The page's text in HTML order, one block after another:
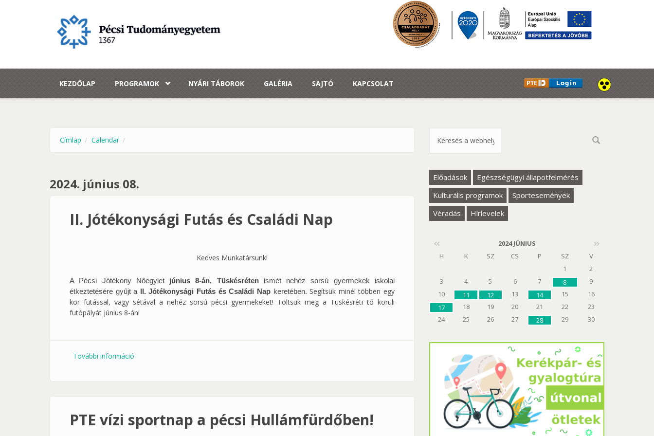
KEZDŐLAP PROGRAMOK NYÁRI TÁBOROK GALÉRIA SAJTÓ KAPCSOLAT
Címlap Calendar
2024. június 08.
II. Jótékonysági Futás és Családi Nap
Kedves Munkatársunk!
A Pécsi Jótékony Nőegylet június 8-án, Tüskésrétenismét nehéz sorsú gyermekek iskolai
étkeztetésére gyűjt a
II. Jótékonysági Futás és Családi Nap keretében.Segítsük minél többen egy
kör futással, vagy sétával a nehéz sorsú pécsi gyermekeket! Töltsük meg a Tüskésréti tó körüli
futópályát június 8-án!
További információ
PTE vízi sportnap a pécsi Hullámfürdőben!
Keresés űrlap
Előadások
Egészségügyi állapotfelmérés
Kulturális programok
Sportesemények
Véradás
Hírlevelek
H K SZ CS P SZ
V
1
2
3
4 5 6 7 8
9
10
11 12 13 14 15
16
17
18 19 20 21 22
23
24
25 26 27 28 29 30
2024 JÚNIUS